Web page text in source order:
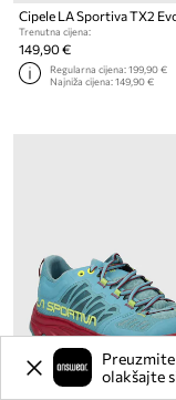
Cipele LA Sportiva TX2
Trenutna cijena:
149,90 €
Regularna cijena:199,90 €
Najniža cijena:149,90 €
olakšajte